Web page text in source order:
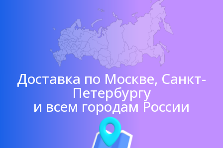
Доставка по Москве, Санкт-
Петербургу
и всем городам России